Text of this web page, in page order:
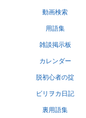
動画検索
用語集
雑談掲示板
カレンダー
脱初心者の掟
ビリヲカ日記
裏用語集